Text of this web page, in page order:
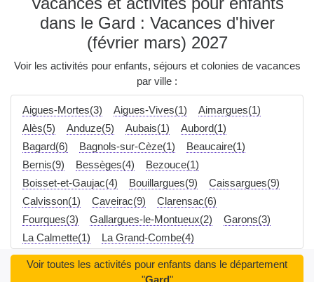
dans le Gard : Vacances d'hiver
(février mars) 2027
Voir les activités pour enfants, séjours et colonies de vacances
par ville :
Aigues-Mortes(3) Aigues-Vives(1)
Aimargues(1)
Alès(5)
Anduze(5) Aubais(1)
Aubord(1)
Bagard(6)
Bagnols-sur-Cèze(1)
Beaucaire(1)
Bernis(9)
Bessèges(4)
Bezouce(1)
Boisset-et-Gaujac(4)
Bouillargues(9)
Caissargues(9)
Calvisson(1)
Caveirac(9)
Clarensac(6)
Fourques(3)
Gallargues-le-Montueux(2)
Garons(3)
La Calmette(1)
La Grand-Combe(4)
Laudun-l'Ardoise(2)
Le Cailar(2)
Le Grau-du-Roi(3)
Les Angles(2)
Les Salles-du-Gardon(7)
Voir toutes les activités pour enfants dans le département